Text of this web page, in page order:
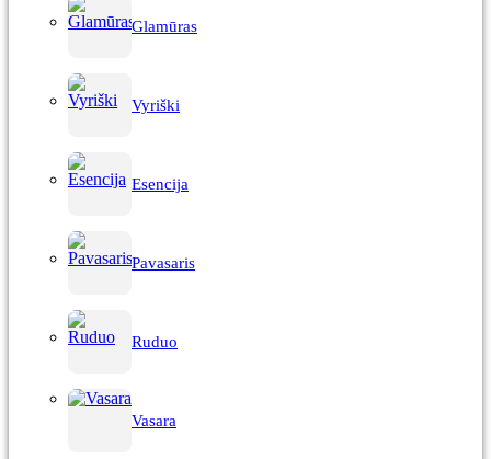
Glamūras
Vyriški
Esencija
Pavasaris
Ruduo
Vasara